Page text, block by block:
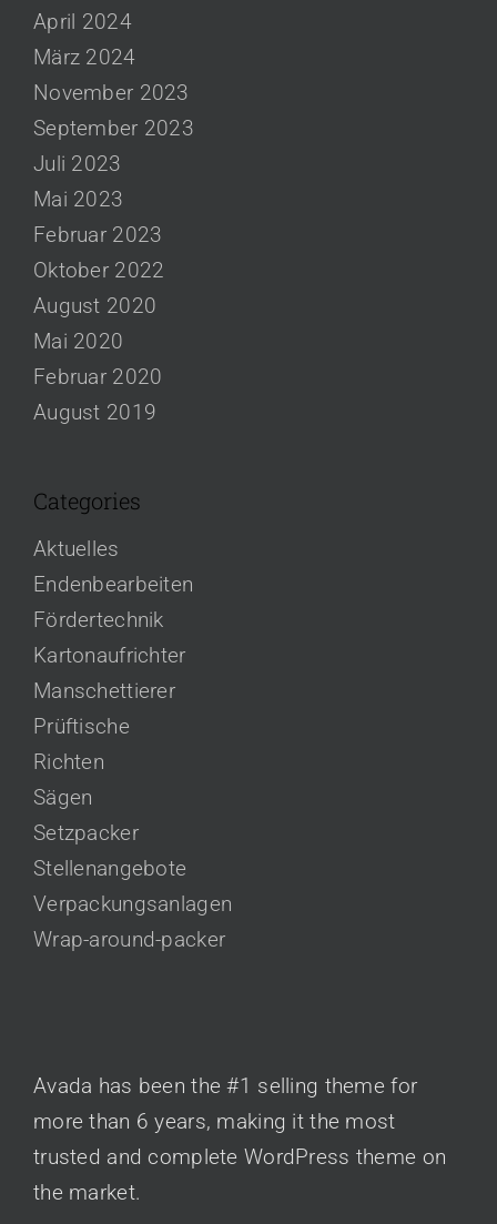
April 2024
März 2024
November 2023
September 2023
Juli 2023
Mai 2023
Februar 2023
Oktober 2022
August 2020
Mai 2020
Februar 2020
August 2019
Categories
Aktuelles
Endenbearbeiten
Fördertechnik
Karton­aufrichter
Manschettierer
Prüftische
Richten
Sägen
Setzpacker
Stellenangebote
Verpackungsanlagen
Wrap-around-packer
Avada has been the #1 selling theme for
more than 6 years, making it the most
trusted and complete WordPress theme on
the market.